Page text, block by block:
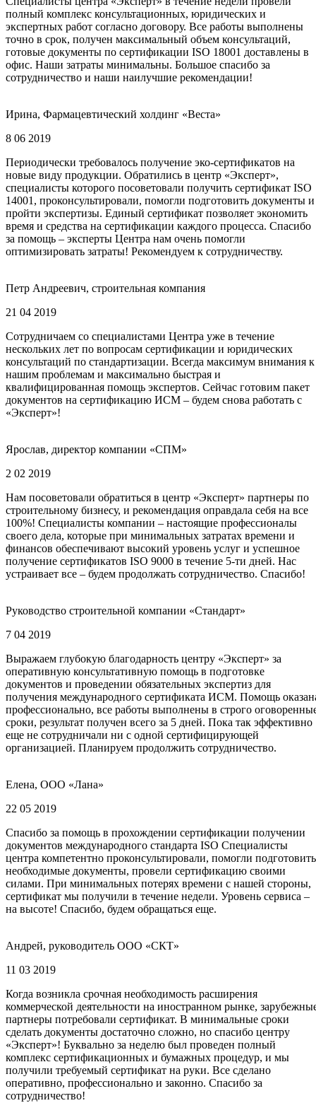
полный комплекс консультационных, юридических и
экспертных работ согласно договору. Все работы выполнены
точно в срок, получен максимальный объем консультаций,
готовые документы по сертификации ISO 18001 доставлены в
офис. Наши затраты минимальны. Большое спасибо за
сотрудничество и наши наилучшие рекомендации!
Ирина, Фармацевтический холдинг «Веста»
8 06 2019
Периодически требовалось получение эко-сертификатов на
новые виду продукции. Обратились в центр «Эксперт»,
специалисты которого посоветовали получить сертификат ISO
14001, проконсультировали, помогли подготовить документы и
пройти экспертизы. Единый сертификат позволяет экономить
время и средства на сертификации каждого процесса. Спасибо
за помощь – эксперты Центра нам очень помогли
оптимизировать затраты! Рекомендуем к сотрудничеству.
Петр Андреевич, строительная компания
21 04 2019
Сотрудничаем со специалистами Центра уже в течение
нескольких лет по вопросам сертификации и юридических
консультаций по стандартизации. Всегда максимум внимания к
нашим проблемам и максимально быстрая и
квалифицированная помощь экспертов. Сейчас готовим пакет
документов на сертификацию ИСМ – будем снова работать с
«Эксперт»!
Ярослав, директор компании «СПМ»
2 02 2019
Нам посоветовали обратиться в центр «Эксперт» партнеры по
строительному бизнесу, и рекомендация оправдала себя на все
100%! Специалисты компании – настоящие профессионалы
своего дела, которые при минимальных затратах времени и
финансов обеспечивают высокий уровень услуг и успешное
получение сертификатов ISO 9000 в течение 5-ти дней. Нас
устраивает все – будем продолжать сотрудничество. Спасибо!
Руководство строительной компании «Стандарт»
7 04 2019
Выражаем глубокую благодарность центру «Эксперт» за
оперативную консультативную помощь в подготовке
документов и проведении обязательных экспертиз для
получения международного сертификата ИСМ. Помощь
профессионально, все работы выполнены в строго
сроки, результат получен всего за 5 дней. Пока так эффективно
еще не сотрудничали ни с одной сертифицирующей
организацией. Планируем продолжить сотрудничество.
Елена, ООО «Лана»
22 05 2019
Спасибо за помощь в прохождении сертификации получении
документов международного стандарта ISO Специалисты
центра компетентно проконсультировали, помогли подготовить
необходимые документы, провели сертификацию своими
силами. При минимальных потерях времени с нашей стороны,
сертификат мы получили в течение недели. Уровень сервиса –
на высоте! Спасибо, будем обращаться еще.
Андрей, руководитель ООО «СКТ»
11 03 2019
Когда возникла срочная необходимость расширения
коммерческой деятельности на иностранном рынке,
партнеры потребовали сертификат. В минимальные сроки
сделать документы достаточно сложно, но спасибо центру
«Эксперт»! Буквально за неделю был проведен полный
комплекс сертификационных и бумажных процедур, и мы
получили требуемый сертификат на руки. Все сделано
оперативно, профессионально и законно. Спасибо за
сотрудничество!